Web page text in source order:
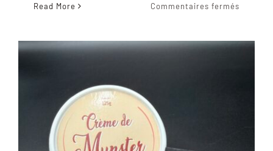
Read More Commentaires fermés